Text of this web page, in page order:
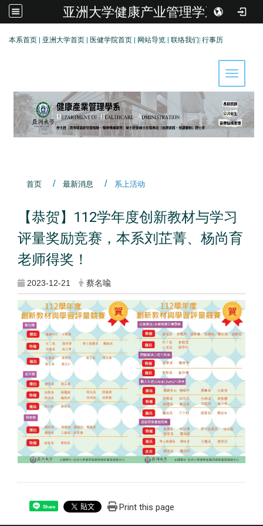
亚洲大学健康产业管理学系
本系首页 亚洲大学首页 医健学院首页 网站导览 联络我们 行事历
Toggle
首页 最新消息 系上活动
【恭贺】112学年度创新教材与学习
评量奖励竞赛，本系刘芷菁、杨尚育
老师得奖！
2023-12-21 蔡名喩
Share Print this page